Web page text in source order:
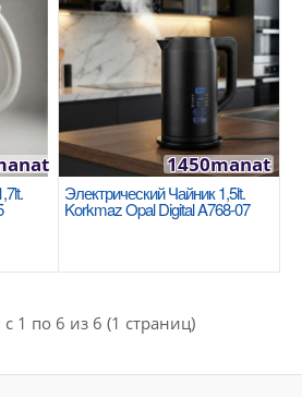
чайник 1.7L Tefal Good Value
Электрический Чайник 1,5lt.
Korkmaz Opal Digital A768-07
1450manat
1 по 6 из 6 (1 страниц)